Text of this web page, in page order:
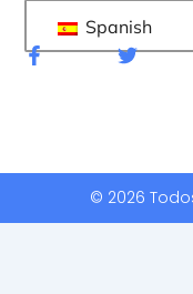
Spanish
F
a
o
G
© 2026